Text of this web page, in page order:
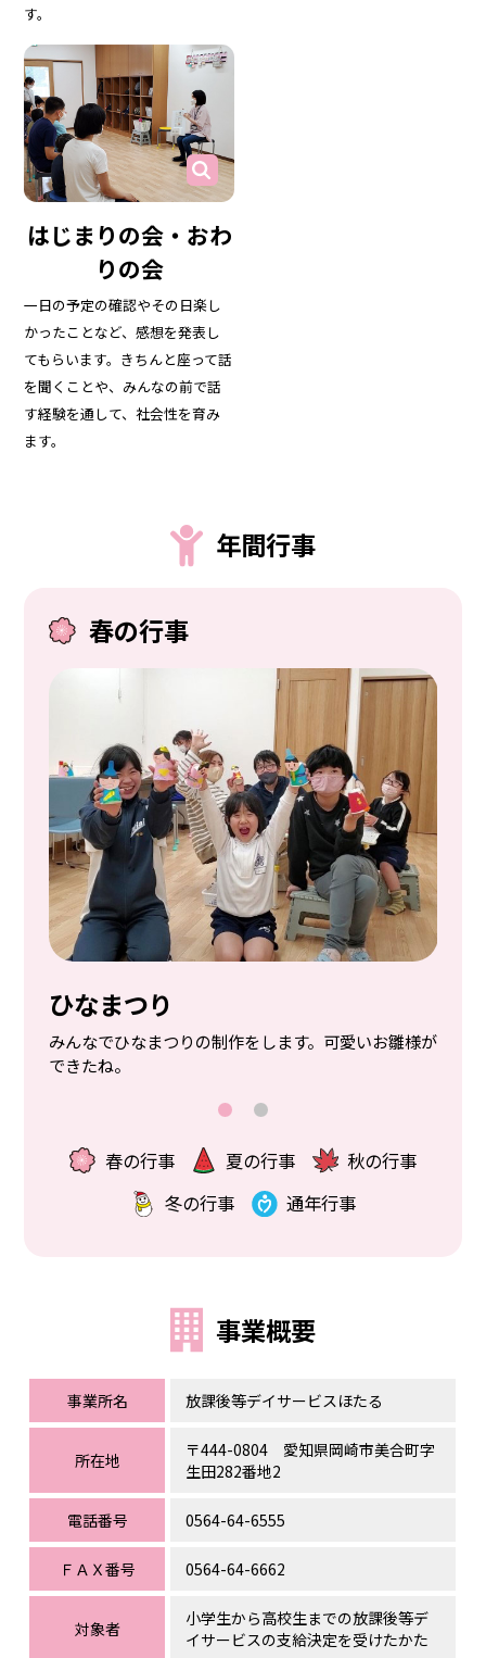
す。
はじまりの会・おわ
りの会
一日の予定の確認やその日楽し
かったことなど、感想を発表し
てもらいます。きちんと座って話
を聞くことや、みんなの前で話
す経験を通して、社会性を育み
ます。
年間行事
春の行事
ひなまつり
みんなでひなまつりの制作をします。可愛いお雛様が
できたね。
お花見
ぽかぽか陽気に誘われて、近くでは綺麗な桜がいっぱ
い。みんなでお花見。
春の行事 夏の行事
秋の行事
冬の行事
通年行事
事業概要
事業所名 放課後等デイサービスほたる
所在地
〒444-0804 愛知県岡崎市美合町字
生田282番地2
電話番号 0564-64-6555
ＦＡＸ番号 0564-64-6662
対象者
小学生から高校生までの放課後等デ
イサービスの支給決定を受けたかた